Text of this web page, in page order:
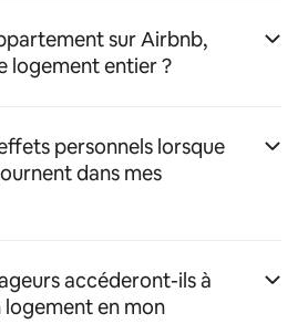
sur Airbnb,
logement entier ?
personnels lorsque
dans mes
accéderont-ils à
en mon